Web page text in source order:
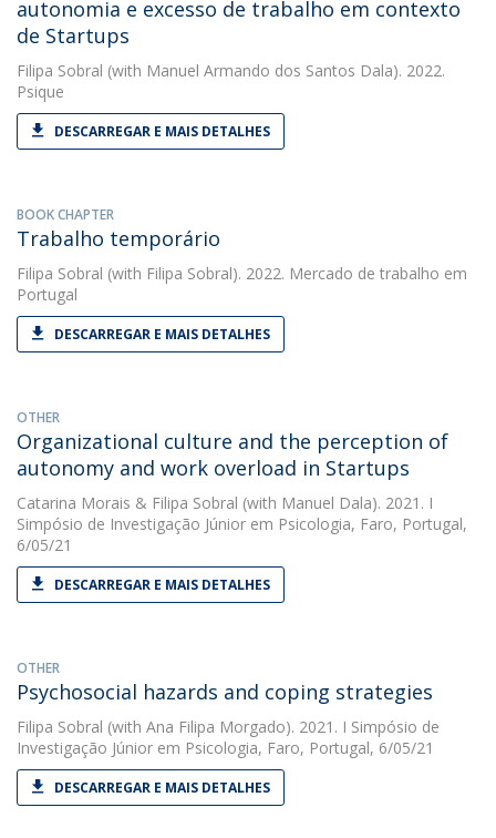
autonomia e excesso de trabalho em contexto
de Startups
Filipa Sobral (with Manuel Armando dos Santos Dala). 2022.
Psique
DESCARREGAR E MAIS DETALHES
BOOK CHAPTER
Trabalho temporário
Filipa Sobral (with Filipa Sobral). 2022. Mercado de trabalho em
Portugal
DESCARREGAR E MAIS DETALHES
OTHER
Organizational culture and the perception of
autonomy and work overload in Startups
Catarina Morais & Filipa Sobral (with Manuel Dala). 2021. I
Simpósio de Investigação Júnior em Psicologia, Faro, Portugal,
6/05/21
DESCARREGAR E MAIS DETALHES
OTHER
Psychosocial hazards and coping strategies
Filipa Sobral (with Ana Filipa Morgado). 2021. I Simpósio de
Investigação Júnior em Psicologia, Faro, Portugal, 6/05/21
DESCARREGAR E MAIS DETALHES